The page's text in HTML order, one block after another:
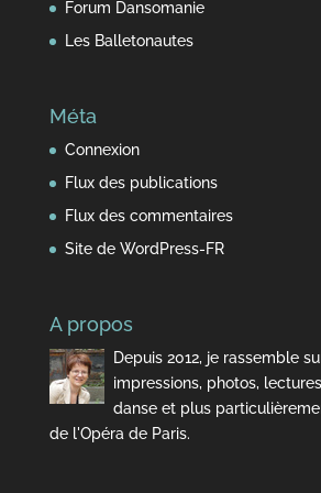
Forum Dansomanie
Les Balletonautes
Méta
Connexion
Flux des publications
Flux des commentaires
Site de WordPress-FR
A propos
Depuis 2012, je rassemble
impressions, photos,
danse et plus
de l'Opéra de Paris.